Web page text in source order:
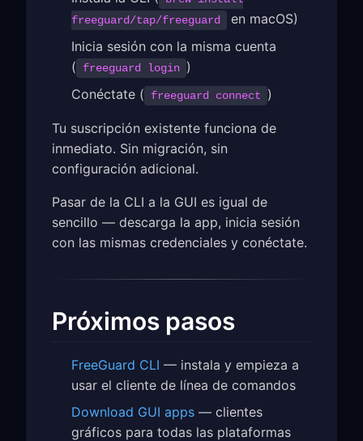
freeguard/tap/freeguard
en macOS)
Inicia sesión con la misma cuenta
(
freeguard login )
Conéctate (
freeguard connect )
Tu suscripción existente funciona de
inmediato. Sin migración, sin
configuración adicional.
Pasar de la CLI a la GUI es igual de
sencillo — descarga la app, inicia sesión
con las mismas credenciales y conéctate.
Próximos pasos
FreeGuard CLI — instala y empieza a
usar el cliente de línea de comandos
Download GUI apps — clientes
gráficos para todas las plataformas